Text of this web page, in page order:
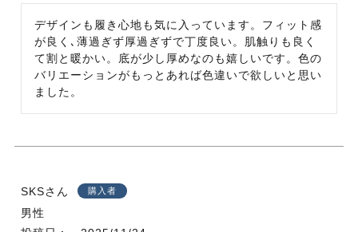
デザインも履き心地も気に入っています。フィット感
が良く､薄過ぎず厚過ぎずで丁度良い。肌触りも良く
て割と暖かい。底が少し厚めなのも嬉しいです。色の
バリエーションがもっとあれば色違いで欲しいと思い
ました。
SKS 購入者
男性